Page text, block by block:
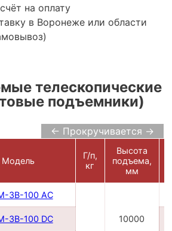
на оплату
в Воронеже или области
телескопические
подъемники)
← Прокручивается →
Модель
Г/п,
кг
Высота
подъема,
мм
3B-100 AC
10000
3B-100 DC